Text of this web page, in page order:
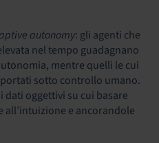
autonomy: gli agenti che
nel tempo guadagnano
mentre quelli le cui
sotto controllo umano.
oggettivi su cui basare
e ancorandole